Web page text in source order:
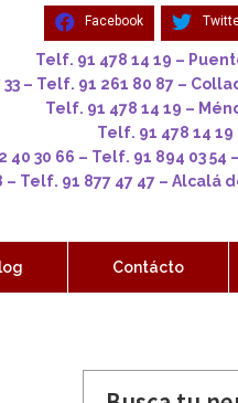
Facebook
14 19 – Puente
33 – Telf. 91 261 80 87 –
14 19 –
91 478 14 19 –
30 66 – Telf. 91 894 03 54
– Telf. 91 877 47 47 – Alcalá
Contácto